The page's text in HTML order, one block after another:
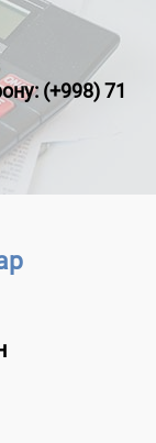
(+998) 71